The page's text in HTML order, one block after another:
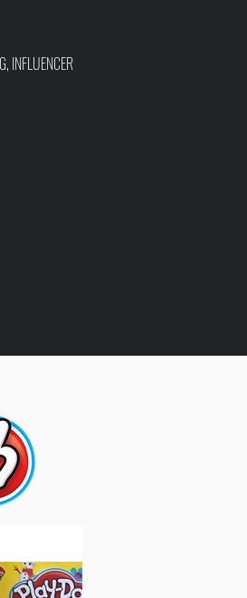
INFLUENCER